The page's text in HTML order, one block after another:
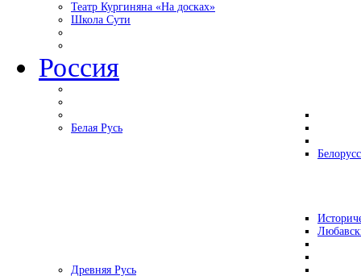
Театр Кургиняна «На досках»
Школа Сути
Россия
Белая Русь
Древняя Русь